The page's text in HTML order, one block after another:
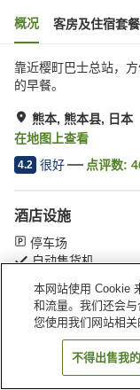
概况 客房及住宿套餐
靠近樱町巴士总站，
的早餐。
熊本, 熊本县, 日本
在地图上查看
4.2 很好 点评数:
酒店设施
停车场
自动售货机
首页 日本 熊本县
本网站使用 Cookie
和流量。我们还会
您使用我们网站相关
不得出售我